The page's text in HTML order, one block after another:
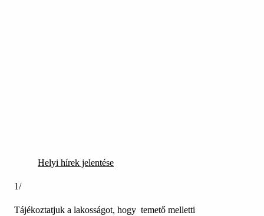
Helyi hírek jelentése
1/
Tájékoztatjuk a lakosságot, hogy temető melletti